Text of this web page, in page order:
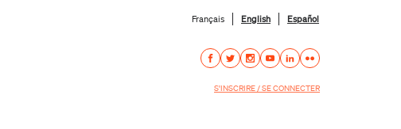
Français English Español
S'INSCRIRE / SE CONNECTER